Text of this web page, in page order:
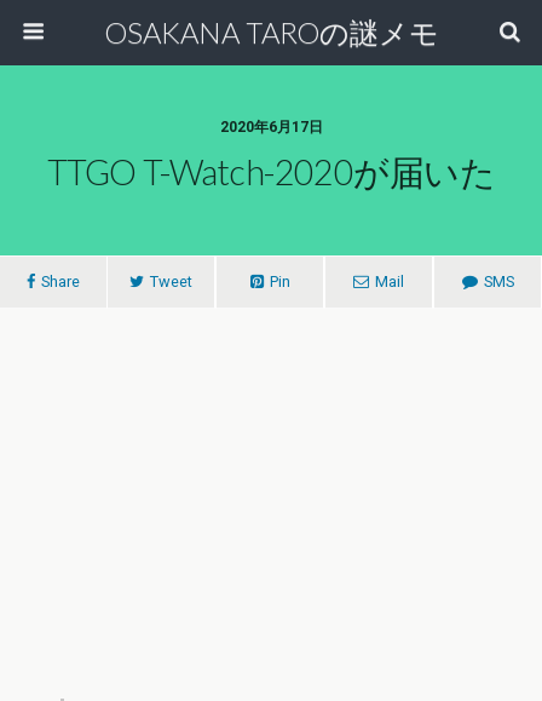
OSAKANA TAROの謎メモ
2020年6月17日
TTGO T-Watch-2020が届いた
Share Tweet Pin Mail SMS